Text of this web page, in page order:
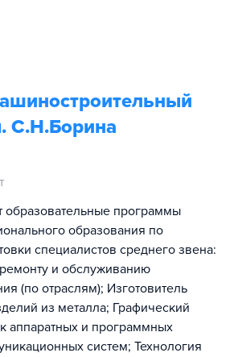
С.Н.Борина
образовательные программы
образования по
специалистов среднего звена:
и обслуживанию
(по отраслям); Изготовитель
из металла; Графический
аппаратных и программных
систем​; Технология